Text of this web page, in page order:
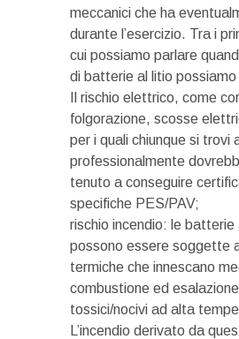
meccanici che ha
durante l’esercizio. Tra i
cui possiamo parlare
di batterie al litio
Il rischio elettrico, come
folgorazione, scosse
per i quali chiunque si trovi
professionalmente
tenuto a conseguire
specifiche PES/PAV;
rischio incendio: le batterie
possono essere soggette
termiche che innescano
combustione ed
tossici/nocivi ad alta
L’incendio derivato da